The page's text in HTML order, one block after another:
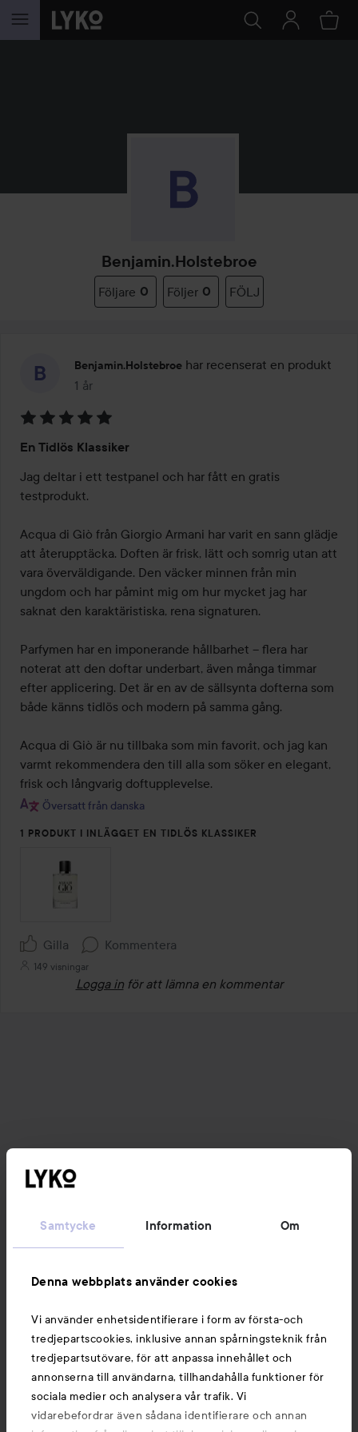
Samtycke Information Om
Denna webbplats använder cookies
Vi använder enhetsidentifierare i form av första-och
tredjepartscookies, inklusive annan spårningsteknik från
tredjepartsutövare, för att anpassa innehållet och
annonserna till användarna, tillhandahålla funktioner för
sociala medier och analysera vår trafik. Vi
vidarebefordrar även sådana identifierare och annan
HOPPA TILL INNEHÅLLET
Benjamin.holstebroe
Följare 0 Följer 0 FÖLJ
Benjamin.holstebroe har recenserat en produkt
1 år
Inlägget skapades 1 år
5
av
5
En Tidlös Klassiker
Jag deltar i ett testpanel och har fått en gratis
testprodukt.
Acqua di Giò från Giorgio Armani har varit en sann glädje
att återupptäcka. Doften är frisk, lätt och somrig utan att
vara överväldigande. Den väcker minnen från min
ungdom och har påmint mig om hur mycket jag har
saknat den karaktäristiska, rena signaturen.
Parfymen har en imponerande hållbarhet – flera har
noterat att den doftar underbart, även många timmar
efter applicering. Det är en av de sällsynta dofterna som
både känns tidlös och modern på samma gång.
Acqua di Giò är nu tillbaka som min favorit, och jag kan
varmt rekommendera den till alla som söker en elegant,
frisk och långvarig doftupplevelse.
Översatt från danska
1 PRODUKT I INLÄGGET EN TIDLÖS KLASSIKER
Gilla Kommentera
149 visningar
Logga in för att lämna en kommentar